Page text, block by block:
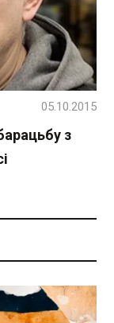
з
05.10.2015